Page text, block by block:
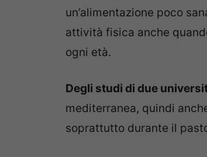
un’alimentazione poco
attività fisica anche
ogni età.
Degli studi di due
mediterranea, quindi
soprattutto durante il